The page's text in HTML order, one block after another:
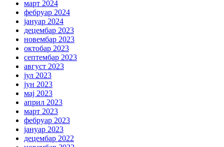
март 2024
фебруар 2024
јануар 2024
децембар 2023
новембар 2023
октобар 2023
септембар 2023
август 2023
јул 2023
јун 2023
мај 2023
април 2023
март 2023
фебруар 2023
јануар 2023
децембар 2022